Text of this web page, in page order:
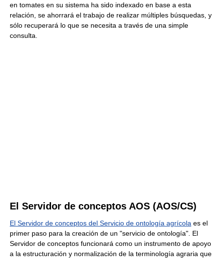
en tomates en su sistema ha sido indexado en base a esta
relación, se ahorrará el trabajo de realizar múltiples búsquedas, y
sólo recuperará lo que se necesita a través de una simple
consulta.
El Servidor de conceptos AOS (AOS/CS)
El Servidor de conceptos del Servicio de ontología agrícola es el
primer paso para la creación de un "servicio de ontología". El
Servidor de conceptos funcionará como un instrumento de apoyo
a la estructuración y normalización de la terminología agraria que